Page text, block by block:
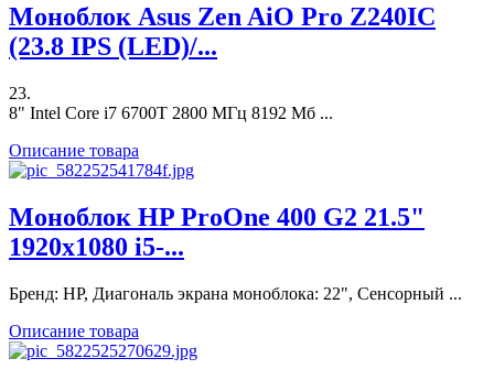
Моноблок Asus Zen AiO Pro Z240IC
(23.8 IPS (LED)/...
23.
8" Intel Core i7 6700T 2800 МГц 8192 Мб ...
Описание товара
Моноблок HP ProOne 400 G2 21.5"
1920x1080 i5-...
Бренд: HP, Диагональ экрана моноблока: 22", Сенсорный ...
Описание товара